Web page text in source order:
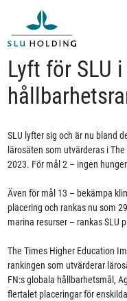
Lyft för SLU
SLU lyfter sig och är nu bland
lärosäten som utvärderas i
2023. För mål 2 – ingen
Även för mål 13 – bekämpa
placering och rankas nu som
marina resurser – rankas SLU
The Times Higher Education
rankingen som utvärderar
FN:s globala hållbarhetsmål,
flertalet placeringar för